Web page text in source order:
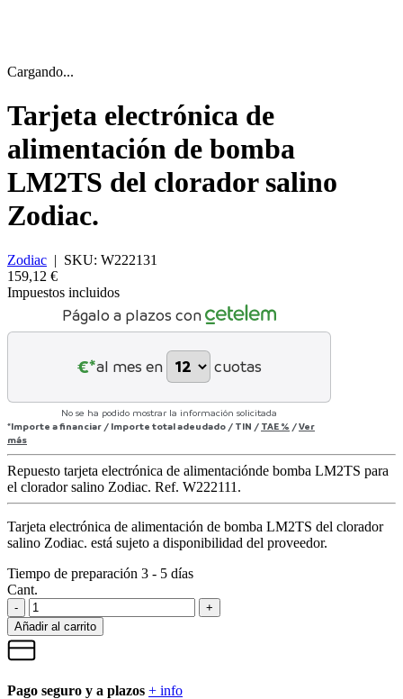
Cargando...
Tarjeta electrónica de
alimentación de bomba
LM2TS del clorador salino
Zodiac.
Zodiac | SKU: W222131
159,12 €
Impuestos incluidos
Págalo a plazos con
€*al mes en cuotas
No se ha podido mostrar la información solicitada
*Importe a financiar / Importe total adeudado / TIN / TAE % /Ver
más
Repuesto tarjeta electrónica de alimentaciónde bomba LM2TS para
el clorador salino Zodiac. Ref. W222111.
Tarjeta electrónica de alimentación de bomba LM2TS del clorador
salino Zodiac. está sujeto a disponibilidad del proveedor.
Tiempo de preparación 3 - 5 días
Cant.
-
+
Añadir al carrito
Pago seguro y a plazos + info